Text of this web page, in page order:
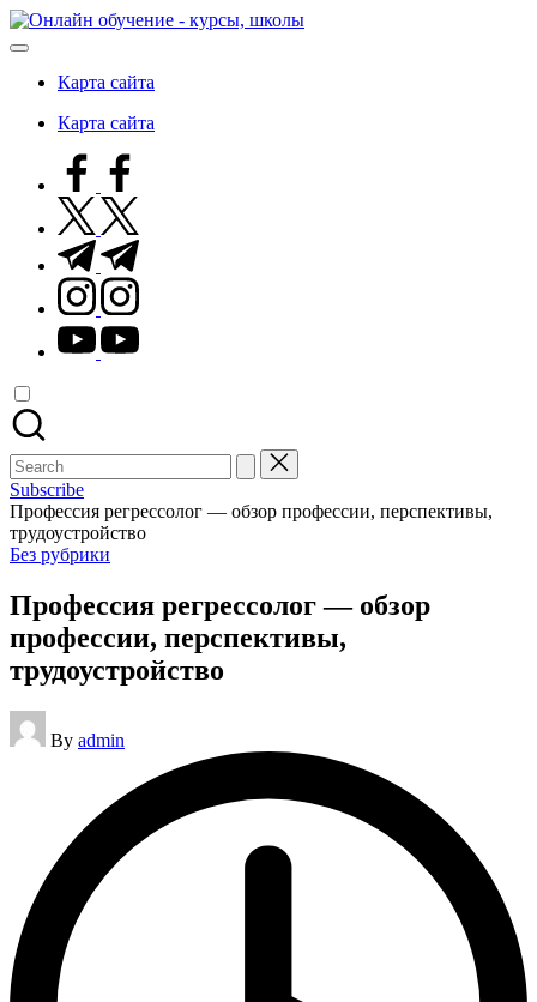
Skip
to
Онлайн
Карта сайта
Карта сайта
facebook.com
twitter.com
t.me
instagram.com
youtube.com
Search
for:
Subscribe
Профессия регрессолог — обзор профессии, перспективы,
трудоустройство
Posted
Без рубрики
Профессия регрессолог — обзор
профессии, перспективы,
трудоустройство
Posted
by
By admin